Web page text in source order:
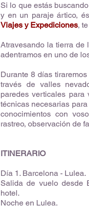
Si lo que estás
y en un paraje ártico,
Viajes y Expediciones,
Atravesando la tierra de
adentramos en uno de
Durante 8 días
través de valles
paredes verticales
técnicas necesarias
conocimientos con
rastreo, observación de
ITINERARIO
Día 1. Barcelona - Lulea.
Salida de vuelo desde
hotel.
Noche en Lulea.